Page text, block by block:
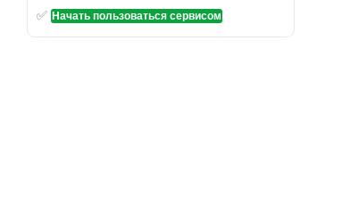
✅ Начать пользоваться сервисом